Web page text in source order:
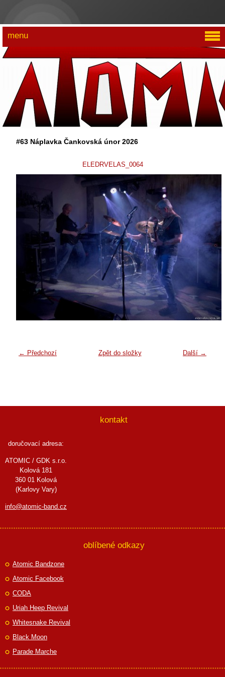
#63 Náplavka Čankovská únor 2026
ELEDRVELAS_0064
← Předchozí Další →
Zpět do složky
menu
kontakt
doručovací adresa:
ATOMIC / GDK s.r.o.
Kolová 181
360 01 Kolová
(Karlovy Vary)
info@atomic-band.cz
oblíbené odkazy
Atomic Bandzone
Atomic Facebook
CODA
Uriah Heep Revival
Whitesnake Revival
Black Moon
Parade Marche